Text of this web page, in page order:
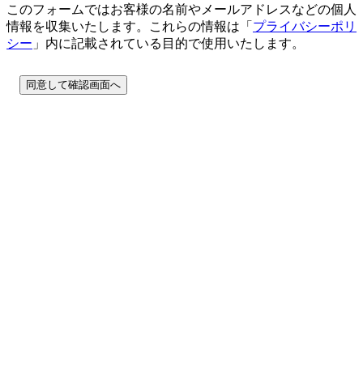
このフォームではお客様の名前やメールアドレスなどの個人
情報を収集いたします。これらの情報は「 プライバシーポリ
シー 」内に記載されている目的で使用いたします。
同意して確認画面へ